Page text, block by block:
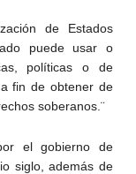
de Estados
puede usar o
políticas o de
fin de obtener de
soberanos.¨
el gobierno de
siglo, además de